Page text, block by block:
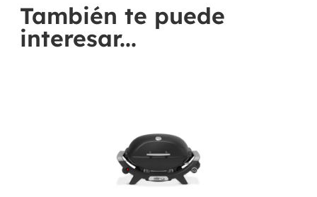
También te puede
interesar...